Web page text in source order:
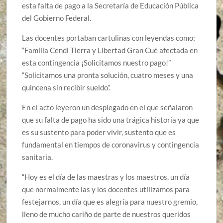
esta falta de pago a la Secretaría de Educación Pública
del Gobierno Federal.
Las docentes portaban cartulinas con leyendas como;
“Familia Cendi Tierra y Libertad Gran Cué afectada en
esta contingencia ¡Solicitamos nuestro pago!”
“Solicitamos una pronta solución, cuatro meses y una
quincena sin recibir sueldo”.
En el acto leyeron un desplegado en el que señalaron
que su falta de pago ha sido una trágica historia ya que
es su sustento para poder vivir, sustento que es
fundamental en tiempos de coronavirus y contingencia
sanitaria.
“Hoy es el día de las maestras y los maestros, un día
que normalmente las y los docentes utilizamos para
festejarnos, un día que es alegría para nuestro gremio,
lleno de mucho cariño de parte de nuestros queridos